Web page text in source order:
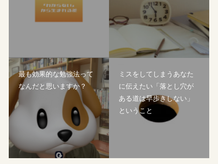
最も効果的な勉強法って
なんだと思いますか？
ミスをしてしまうあなた
に伝えたい「落とし穴が
ある道は早歩きしない」
ということ